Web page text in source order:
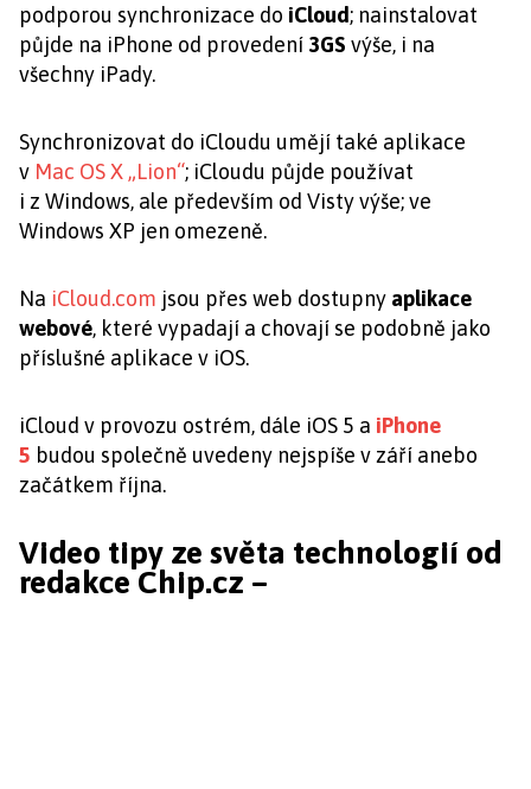
podporou synchronizace do iCloud; nainstalovat
půjde na iPhone od provedení 3GS výše, i na
všechny iPady.
Synchronizovat do iCloudu umějí také aplikace
v Mac OS X „Lion“; iCloudu půjde používat
i z Windows, ale především od Visty výše; ve
Windows XP jen omezeně.
Na iCloud.com jsou přes web dostupny aplikace
webové, které vypadají a chovají se podobně jako
příslušné aplikace v iOS.
iCloud v provozu ostrém, dále iOS 5 a iPhone
5 budou společně uvedeny nejspíše v září anebo
začátkem října.
Video tipy ze světa technologií od
redakce Chip.cz –